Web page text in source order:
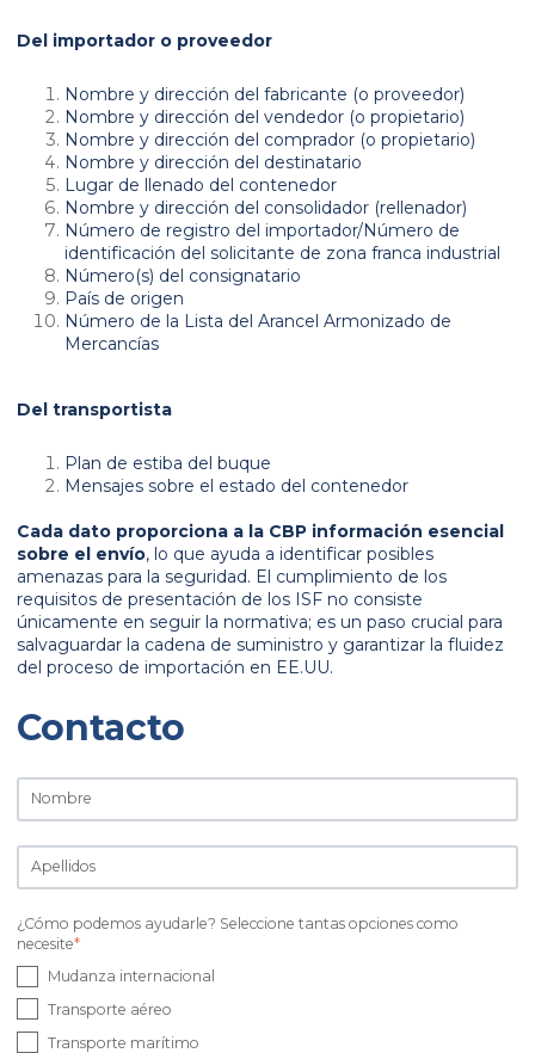
Del importador o proveedor
Nombre y dirección del fabricante (o proveedor)
Nombre y dirección del vendedor (o propietario)
Nombre y dirección del comprador (o propietario)
Nombre y dirección del destinatario
Lugar de llenado del contenedor
Nombre y dirección del consolidador (rellenador)
Número de registro del importador/Número de
identificación del solicitante de zona franca industrial
Número(s) del consignatario
País de origen
Número de la Lista del Arancel Armonizado de
Mercancías
Del transportista
Plan de estiba del buque
Mensajes sobre el estado del contenedor
Cada dato proporciona a la CBP información esencial
sobre el envío, lo que ayuda a identificar posibles
amenazas para la seguridad. El cumplimiento de los
requisitos de presentación de los ISF no consiste
únicamente en seguir la normativa; es un paso crucial para
salvaguardar la cadena de suministro y garantizar la fluidez
del proceso de importación en EE.UU.
Contacto
¿Cómo podemos ayudarle? Seleccione tantas opciones como
necesite*
Mudanza internacional
Transporte aéreo
Transporte marítimo